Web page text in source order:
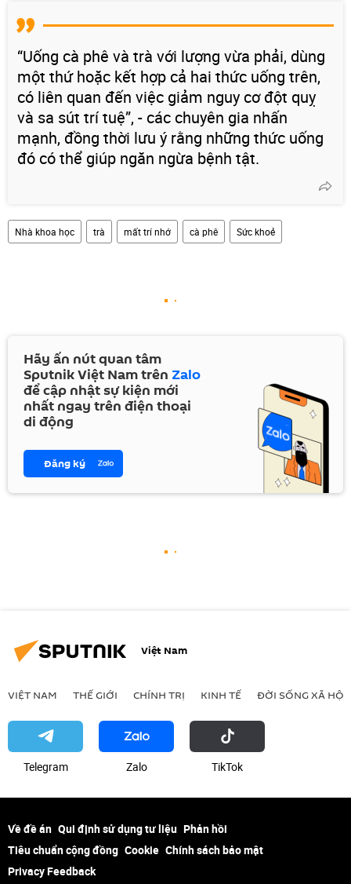
“Uống cà phê và trà với lượng vừa phải, dùng
một thứ hoặc kết hợp cả hai thức uống trên,
có liên quan đến việc giảm nguy cơ đột quỵ
và sa sút trí tuệ”, - các chuyên gia nhấn
mạnh, đồng thời lưu ý rằng những thức uống
đó có thể giúp ngăn ngừa bệnh tật.
Nhà khoa học trà mất trí nhớ cà phê Sức khoẻ
Hãy ấn nút quan tâm
Sputnik Việt Nam trên Zalo
để cập nhật sự kiện mới
nhất ngay trên điện thoại
di động
Đăng ký
Việt Nam
VIỆT NAM THẾ GIỚI CHÍNH TRỊ KINH TẾ ĐỜI SỐNG XÃ HỘI
Telegram Zalo ТikТоk
Về đề án Qui định sử dụng tư liệu Phản hồi
Tiêu chuẩn cộng đồng Cookie Chính sách bảo mật
Privacy Feedback